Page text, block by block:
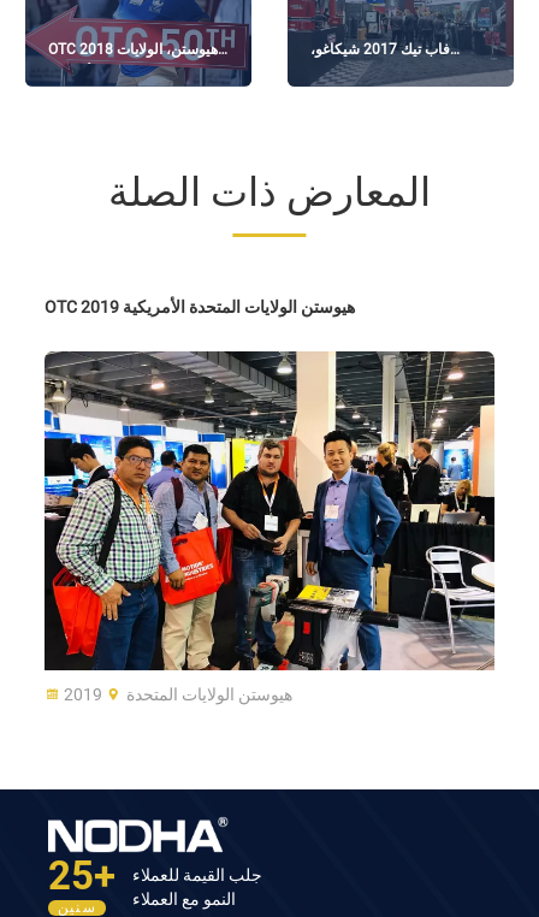
OTC 2018 هيوستن، الولايات
المتحدة الأمريكية
فاب تيك 2017 شيكاغو،
الولايات المتحدة
المعارض ذات الصلة
OTC 2019 هيوستن الولايات المتحدة الأمريكية
2019 هيوستن الولايات المتحدة
25+
سنين
جلب القيمة للعملاء
النمو مع العملاء